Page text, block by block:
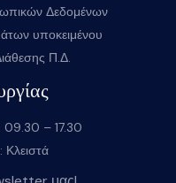
Δεδομένων
υποκειμένου
Π.Δ.
09.30 – 17.30
Κλειστά